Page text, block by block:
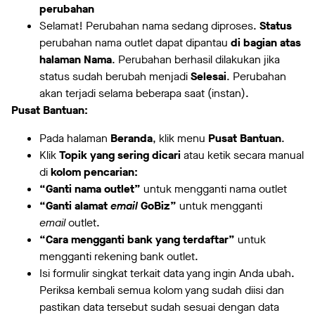
perubahan
Selamat! Perubahan nama sedang diproses. Status
perubahan nama outlet dapat dipantau di bagian atas
halaman Nama. Perubahan berhasil dilakukan jika
status sudah berubah menjadiSelesai. Perubahan
akan terjadi selama beberapa saat (instan).
Pusat Bantuan:
Pada halaman Beranda, klik menu Pusat Bantuan.
KlikTopik yang sering dicariatau ketik secara manual
dikolom pencarian:
“Ganti nama outlet” untuk mengganti nama outlet
“Ganti alamatemailGoBiz” untuk mengganti
emailoutlet.
“Cara mengganti bank yang terdaftar” untuk
mengganti rekening bank outlet.
Isi formulir singkat terkait data yang ingin Anda ubah.
Periksa kembali semua kolom yang sudah diisi dan
pastikan data tersebut sudah sesuai dengan data